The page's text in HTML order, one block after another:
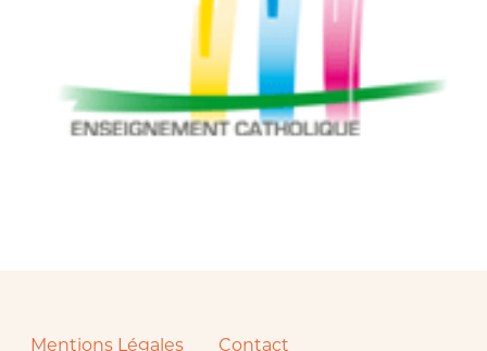
Mentions Légales Contact